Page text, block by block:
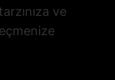
ve